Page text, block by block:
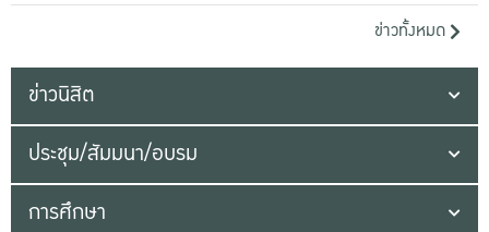
ข่าวทั้งหมด
ข่าวนิสิต
ประชุม/สัมมนา/อบรม
การศึกษา